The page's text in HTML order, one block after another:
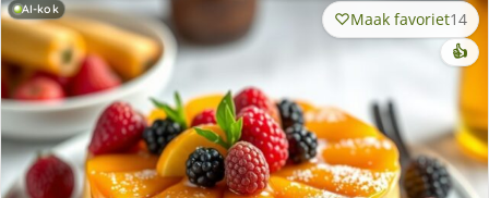
AI-kok Maak favoriet14
👍